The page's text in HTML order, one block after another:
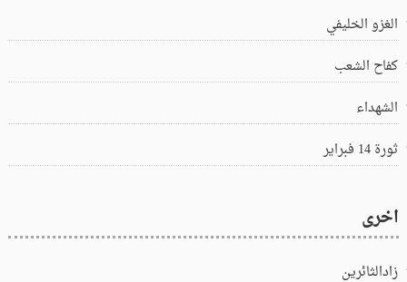
الغزو الخليفي
كفاح الشعب
الشهداء
ثورة 14 فبراير
اخرى
زادالثائرين